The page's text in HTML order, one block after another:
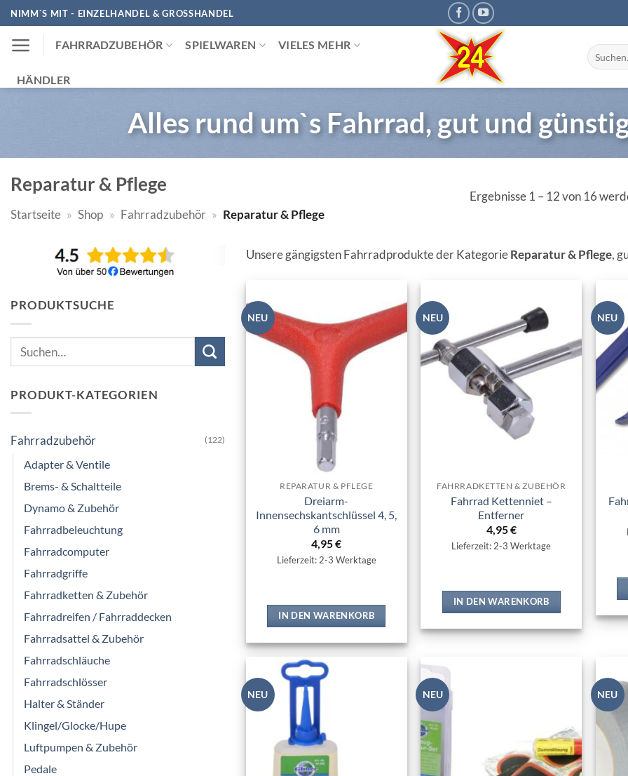
Zum
Inhalt
springen
NIMM`S MIT - EINZELHANDEL & GROSSHANDEL
FAHRRADZUBEHÖR SPIELWAREN VIELES MEHR
HÄNDLER
Suchen
nach:
Alles rund um`s Fahrrad, gut und
Reparatur & Pflege
Startseite » Shop » Fahrradzubehör » Reparatur & Pflege
Ergebnisse 1 – 12 von 16
PRODUKTSUCHE
Suchen
PRODUKT-KATEGORIEN
Fahrradzubehör (122)
Adapter & Ventile
Brems- & Schaltteile
Dynamo & Zubehör
Fahrradbeleuchtung
Fahrradcomputer
Fahrradgriffe
Fahrradketten & Zubehör
Fahrradreifen / Fahrraddecken
Fahrradsattel & Zubehör
Fahrradschläuche
Fahrradschlösser
Halter & Ständer
Klingel/Glocke/Hupe
Luftpumpen & Zubehör
Pedale
Unsere gängigsten Fahrradprodukte der KategorieReparatur & Pflege,
NEU
Zur
Wunschliste
hinzufügen
REPARATUR & PFLEGE
Dreiarm-
Innensechskantschlüssel 4, 5,
6 mm
4,95€
Lieferzeit: 2-3 Werktage
IN DEN WARENKORB
NEU
Zur
Wunschliste
hinzufügen
FAHRRADKETTEN & ZUBEHÖR
Fahrrad Kettenniet –
Entferner
4,95€
Lieferzeit: 2-3 Werktage
IN DEN WARENKORB
NEU
NEU NEU NEU